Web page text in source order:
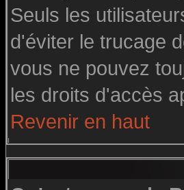
Seuls les
d'éviter le trucage
vous ne pouvez
les droits d'accès
Revenir en haut